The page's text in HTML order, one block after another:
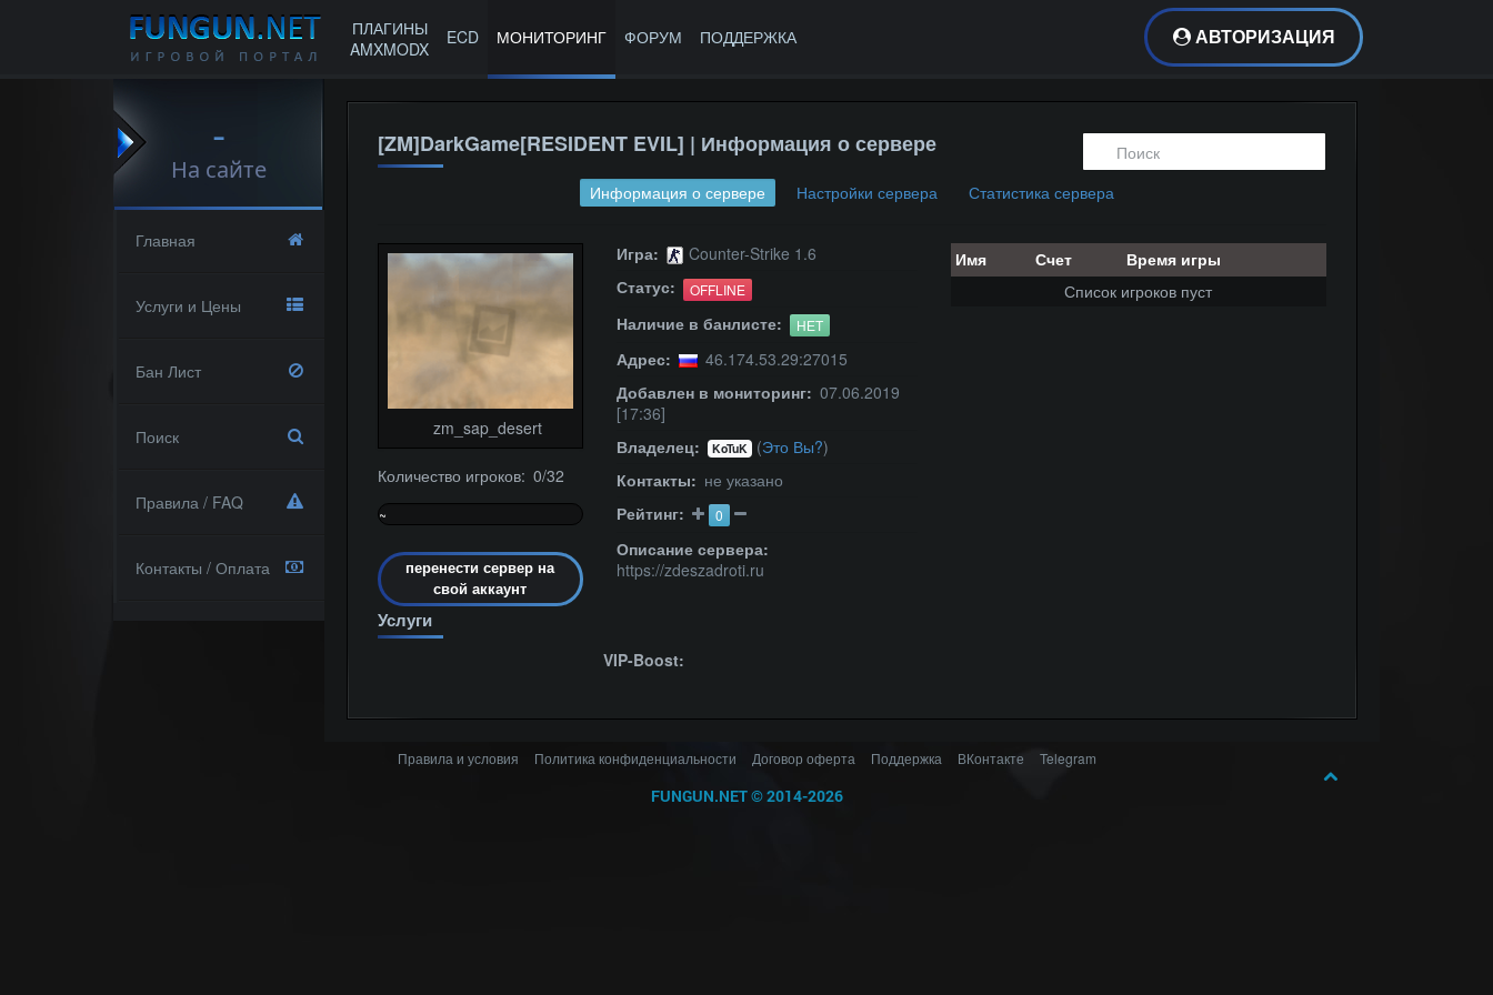
ПЛАГИНЫ
AMXMODX
ECD МОНИТОРИНГ ФОРУМ ПОДДЕРЖКА АВТОРИЗАЦИЯ
-
На сайте
Главная
Услуги и Цены
Бан Лист
Поиск
Правила / FAQ
Контакты / Оплата
[ZM]DarkGame[RESIDENT EVIL] | Информация о сервере
Информация о сервере Настройки сервера Статистика сервера
zm_sap_desert
Количество игроков: 0/32
~
перенести сервер на
свой аккаунт
Игра:
Counter-Strike 1.6
Статус:
OFFLINE
Наличие в банлисте: НЕТ
Адрес:
46.174.53.29:27015
Добавлен в мониторинг: 07.06.2019
[17:36]
Владелец:
KoTuK (Это Вы?)
Контакты: не указано
Рейтинг:
0
Описание сервера:
https://zdeszadroti.ru
Услуги
VIP-Boost:
Имя Счет
Время игры
Список игроков пуст
Правила и условия Политика конфиденциальности Договор оферта Поддержка ВКонтакте Telegram
FUNGUN.NET©2014-2026